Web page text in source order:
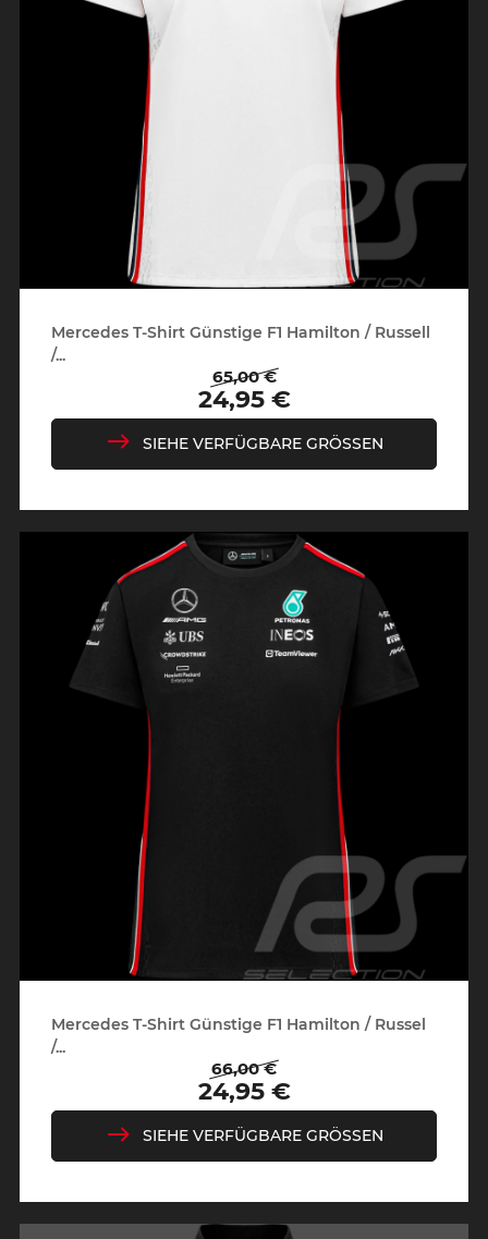
Mercedes T-Shirt Günstige F1 Hamilton / Russell
/...
Regulärer
Preis
65,00 €
Preis
24,95 €
SIEHE VERFÜGBARE GRÖSSEN
Mercedes T-Shirt Günstige F1 Hamilton / Russel
/...
Regulärer
Preis
66,00 €
Preis
24,95 €
SIEHE VERFÜGBARE GRÖSSEN